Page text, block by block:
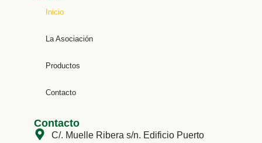
Inicio
La Asociación
Productos
Contacto
Contacto
C/. Muelle Ribera s/n. Edificio Puerto